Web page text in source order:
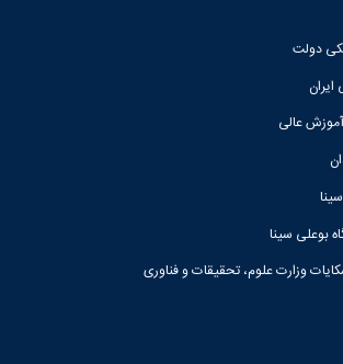
دولت
عالی
بوعلی سینا
وزارت علوم، تحقیقات و فناوری